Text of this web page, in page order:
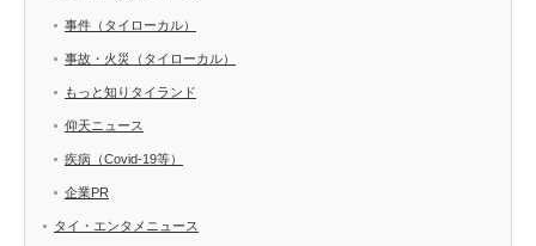
事件（タイローカル）
事故・火災（タイローカル）
もっと知りタイランド
仰天ニュース
疾病（Covid-19等）
企業PR
タイ・エンタメニュース